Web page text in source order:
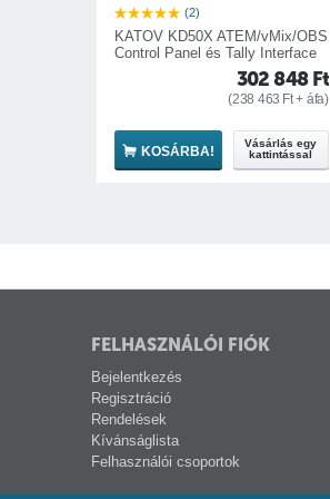
(2)
KATOV KD50X ATEM/vMix/OBS
Control Panel és Tally Interface
302 848 Ft
(238 463 Ft+ áfa)
KOSÁRBA!
Vásárlás egy
kattintással
FELHASZNÁLÓI FIÓK
Bejelentkezés
Regisztráció
Rendelések
Kívánságlista
Felhasználói csoportok